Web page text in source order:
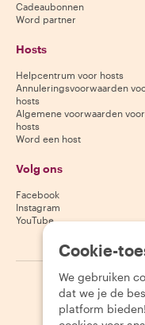
Cadeaubonnen
Word partner
Hosts
Helpcentrum voor hosts
Annuleringsvoorwaarden
hosts
Algemene voorwaarden voor
hosts
Word een host
Volg ons
Facebook
Instagram
YouTube
2026
Cookie-
We gebruiken
dat we je de
platform